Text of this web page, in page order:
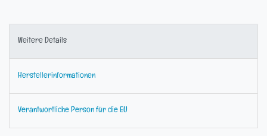
Weitere Details
Herstellerinformationen
Verantwortliche Person für die EU